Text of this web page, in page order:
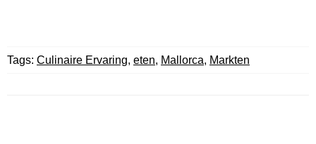
Tags: Culinaire Ervaring, eten, Mallorca, Markten